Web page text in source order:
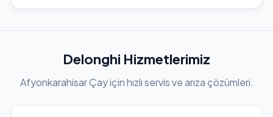
Delonghi Hizmetlerimiz
Afyonkarahisar Çay için hızlı servis ve arıza çözümleri.